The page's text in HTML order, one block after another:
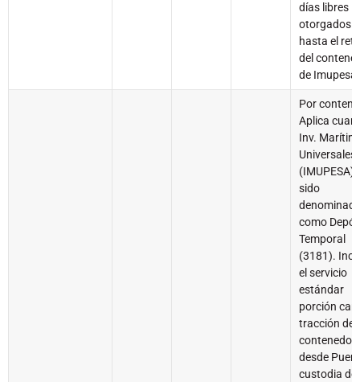
días libres
otorgados
hasta el
del
de Imupesa
Por
Aplica
Inv.
Universales
(IMUPESA)
sido
como
Temporal
(3181).
el servicio
estándar
porción
tracción del
contenedor
desde
custodia